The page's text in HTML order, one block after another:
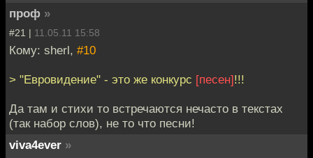
проф »
#21 | 11.05.11 15:58
Кому: sherl, #10
> "Евровидение" - это же конкурс [песен]!!!
Да там и стихи то встречаются нечасто в текстах
(так набор слов), не то что песни!
viva4ever »